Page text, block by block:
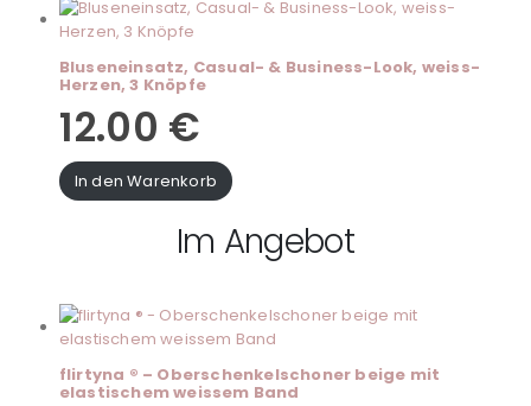
Bluseneinsatz, Casual- & Business-Look, weiss-
Herzen, 3 Knöpfe
12.00 €
In den Warenkorb
Im Angebot
flirtyna ® – Oberschenkelschoner beige mit
elastischem weissem Band